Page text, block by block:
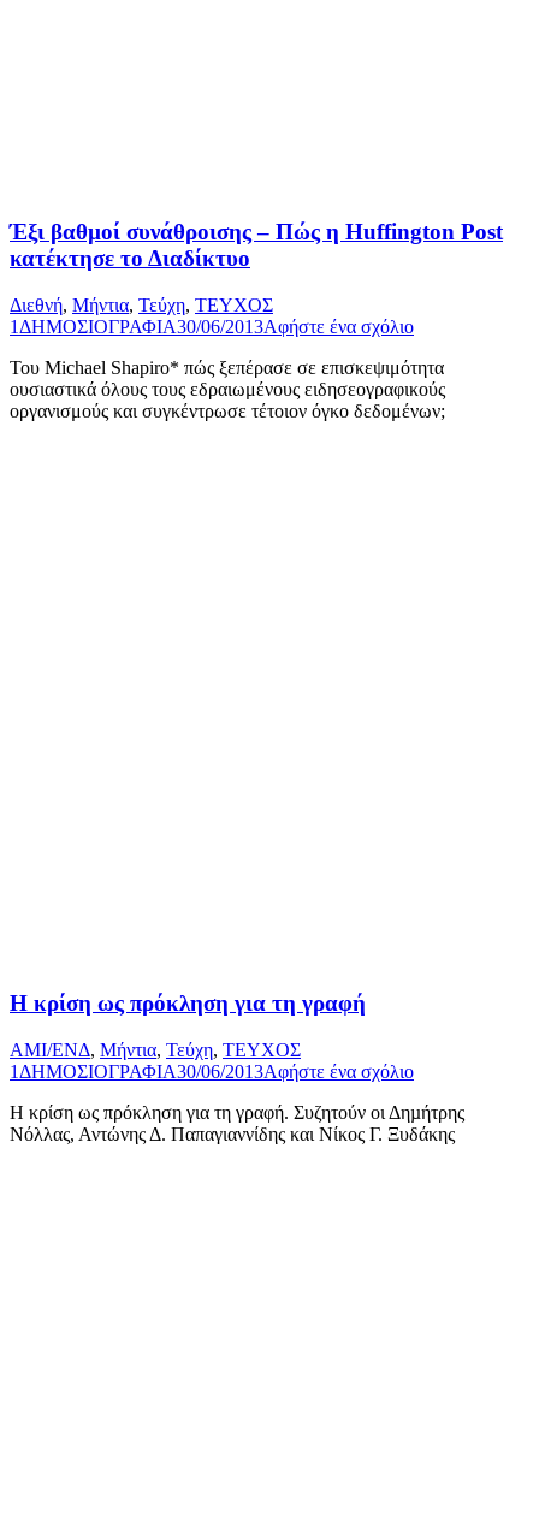
Έξι βαθµοί συνάθροισης – Πώς η Huffington Post
κατέκτησε το Διαδίκτυο
Διεθνή, Μήντια, Τεύχη, ΤΕΥΧΟΣ
1 ΔΗΜΟΣΙΟΓΡΑΦΙΑ30/06/2013Αφήστε ένα σχόλιο
Του Michael Shapiro* πώς ξεπέρασε σε επισκεψιμότητα
ουσιαστικά όλους τους εδραιωμένους ειδησεογραφικούς
οργανισμούς και συγκέντρωσε τέτοιον όγκο δεδομένων;
Η κρίση ως πρόκληση για τη γραφή
AMI/ΕΝΔ, Μήντια, Τεύχη, ΤΕΥΧΟΣ
1 ΔΗΜΟΣΙΟΓΡΑΦΙΑ30/06/2013Αφήστε ένα σχόλιο
Η κρίση ως πρόκληση για τη γραφή. Συζητούν οι Δηµήτρης
Νόλλας, Αντώνης Δ. Παπαγιαννίδης και Νίκος Γ. Ξυδάκης